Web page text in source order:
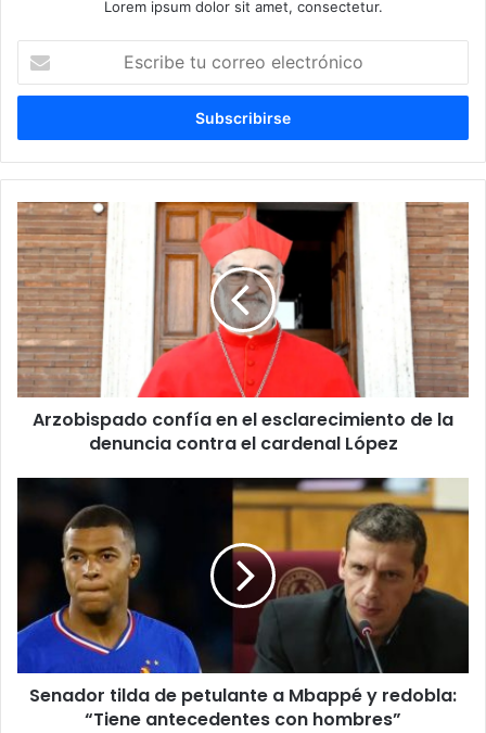
Lorem ipsum dolor sit amet, consectetur.
c
i
b
t
u
c
o
r
r
e
o
e
Arzobispado confía en el esclarecimiento de la
denuncia contra el cardenal López
Senador tilda de petulante a Mbappé y redobla:
“Tiene antecedentes con hombres”